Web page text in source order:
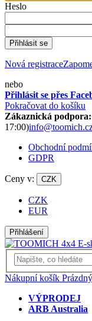
Heslo
Přihlásit se
Nová registrace
nebo
Přihlásit se přes
Pokračovat do košíku
Zákaznická podpora:
17:00)
Obchodní
GDPR
Ceny v: CZK
CZK
EUR
Přihlášení
Nákupní košík
VÝPRODEJ
ARB Australia